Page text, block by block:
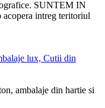
SUNTEM IN
intreg teritoriul
lux, Cutii din
ambalaje din hartie si